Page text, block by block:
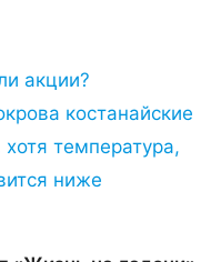
акции?
костанайские
температура,
ниже